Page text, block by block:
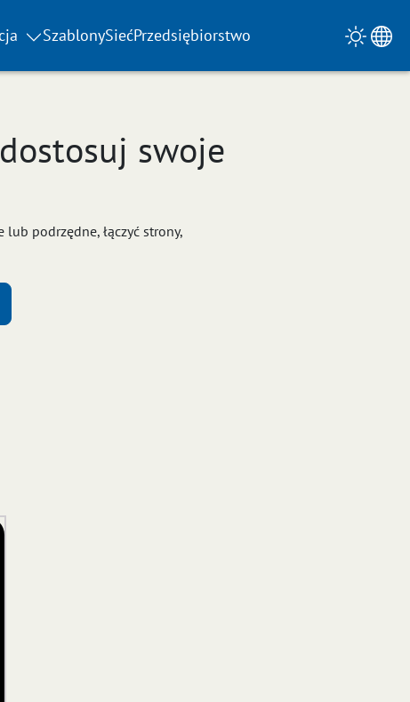
SzablonySiećPrzedsiębiorstwo
swoje
podrzędne, łączyć strony,